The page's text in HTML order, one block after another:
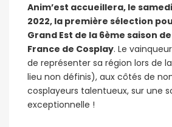
Anim’est accueillera, le
2022, la première sélection
Grand Est de la 6ème saison
France de Cosplay. Le
de représenter sa région lors de
lieu non définis), aux côtés de
cosplayeurs talentueux, sur une
exceptionnelle !